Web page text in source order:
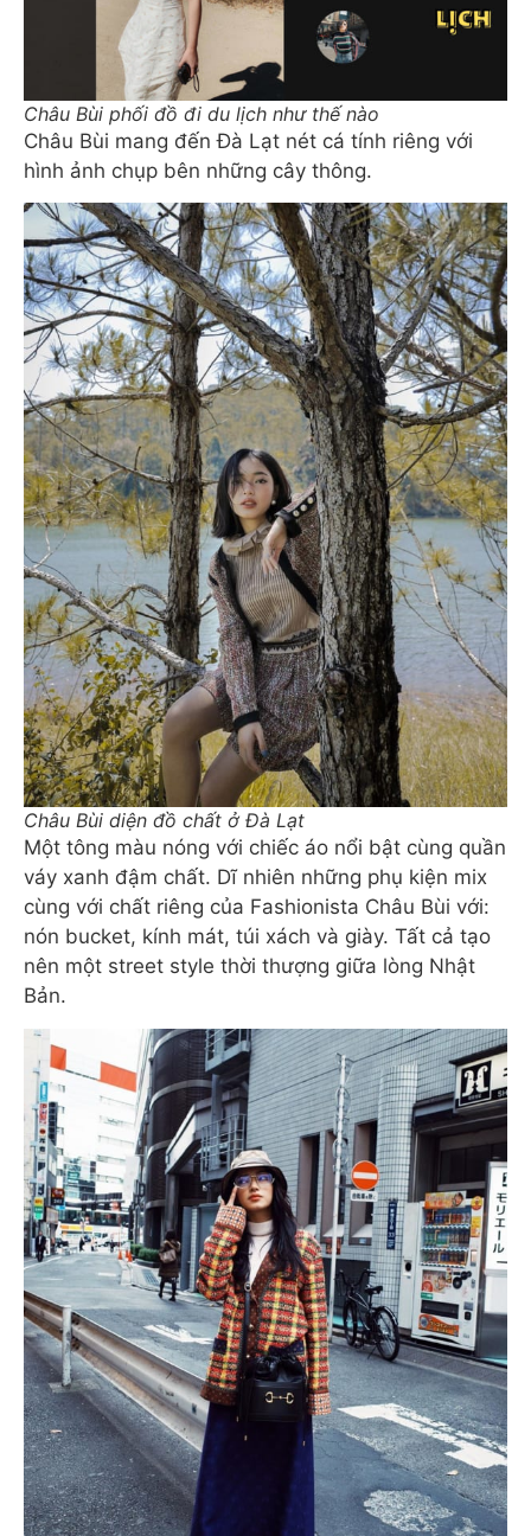
Châu Bùi phối đồ đi du lịch như thế nào
Châu Bùi mang đến Đà Lạt nét cá tính riêng với
hình ảnh chụp bên những cây thông.
Châu Bùi diện đồ chất ở Đà Lạt
Một tông màu nóng với chiếc áo nổi bật cùng quần
váy xanh đậm chất. Dĩ nhiên những phụ kiện mix
cùng với chất riêng của Fashionista Châu Bùi với:
nón bucket, kính mát, túi xách và giày. Tất cả tạo
nên một street style thời thượng giữa lòng Nhật
Bản.